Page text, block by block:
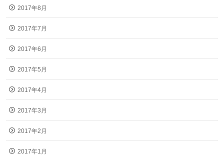
2017年8月
2017年7月
2017年6月
2017年5月
2017年4月
2017年3月
2017年2月
2017年1月